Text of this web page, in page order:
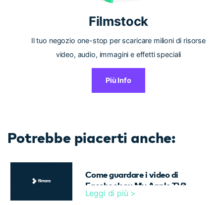
Filmstock
Il tuo negozio one-stop per scaricare milioni di risorse
video, audio, immagini e effetti speciali
Più Info
Potrebbe piacerti anche:
Come guardare i video di
Facebook su My Apple TV?
Leggi di più >